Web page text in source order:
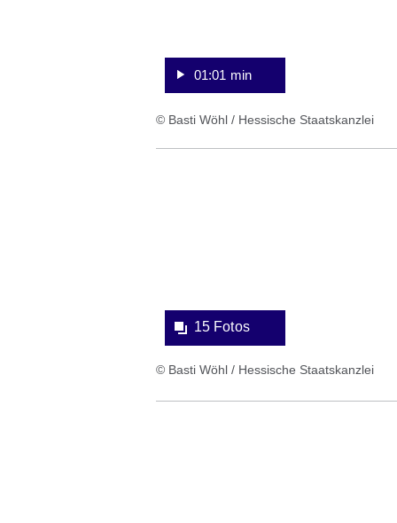
01:01 min
© Basti Wöhl / Hessische Staatskanzlei
15 Fotos
© Basti Wöhl / Hessische Staatskanzlei